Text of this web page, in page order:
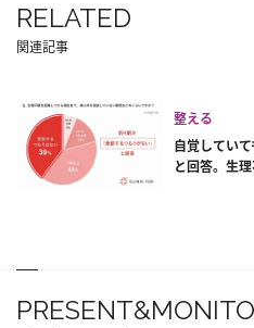
RELATED
関連記事
整える
自覚してい
と回答。生